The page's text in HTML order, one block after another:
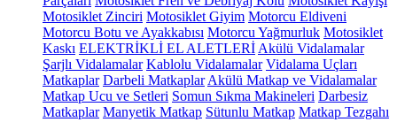
Motosiklet Zinciri Motosiklet Giyim Motorcu Eldiveni
Motorcu Botu ve Ayakkabısı Motorcu Yağmurluk Motosiklet
Kaskı ELEKTRİKLİ EL ALETLERİ Akülü Vidalamalar
Şarjlı Vidalamalar Kablolu Vidalamalar Vidalama Uçları
Matkaplar Darbeli Matkaplar Akülü Matkap ve Vidalamalar
Matkap Ucu ve Setleri Somun Sıkma Makineleri Darbesiz
Matkaplar Manyetik Matkap Sütunlu Matkap Matkap Tezgahı